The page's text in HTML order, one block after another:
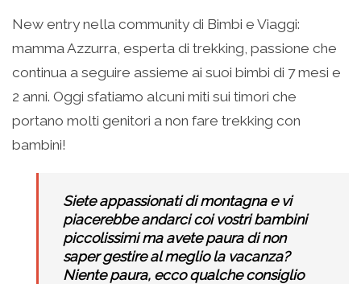
su
Facebook
apre
una
nuova
finestra)
condividere
su
(Si
in
una
nuova
finestra)
condividere
su
(Si
in
una
finestra)
condividere
su
LinkedIn
(Si
in
una
nuova
finestra)
stampare
(Si
apre
in
nuova
finestra)
New entry nella community di Bimbi e Viaggi:
mamma Azzurra, esperta di trekking, passione che
continua a seguire assieme ai suoi bimbi di 7 mesi e
2 anni. Oggi sfatiamo alcuni miti sui timori che
portano molti genitori a non fare trekking con
bambini!
Siete appassionati di montagna e vi
piacerebbe andarci coi vostri bambini
piccolissimi ma avete paura di non
saper gestire al meglio la vacanza?
Niente paura, ecco qualche consiglio